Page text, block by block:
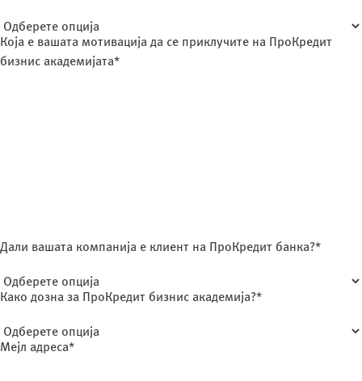
Која е вашата мотивација да се приклучите на ПроКредит
бизнис академијата*
Дали вашата компанија е клиент на ПроКредит банка?*
Како дозна за ПроКредит бизнис академија?*
Мејл адреса*